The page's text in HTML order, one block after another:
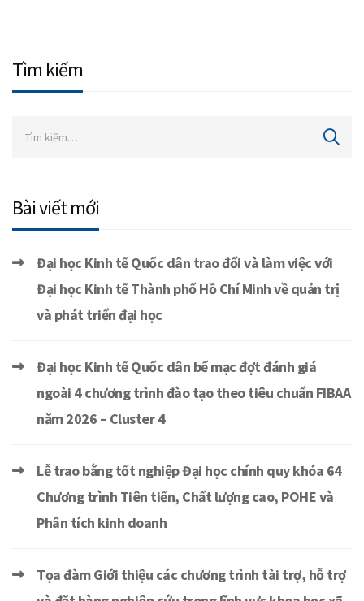
Tìm kiếm
Bài viết mới
Đại học Kinh tế Quốc dân trao đổi và làm việc với
Đại học Kinh tế Thành phố Hồ Chí Minh về quản trị
và phát triển đại học
Đại học Kinh tế Quốc dân bế mạc đợt đánh giá
ngoài 4 chương trình đào tạo theo tiêu chuẩn FIBAA
năm 2026 – Cluster 4
Lễ trao bằng tốt nghiệp Đại học chính quy khóa 64
Chương trình Tiên tiến, Chất lượng cao, POHE và
Phân tích kinh doanh
Tọa đàm Giới thiệu các chương trình tài trợ, hỗ trợ